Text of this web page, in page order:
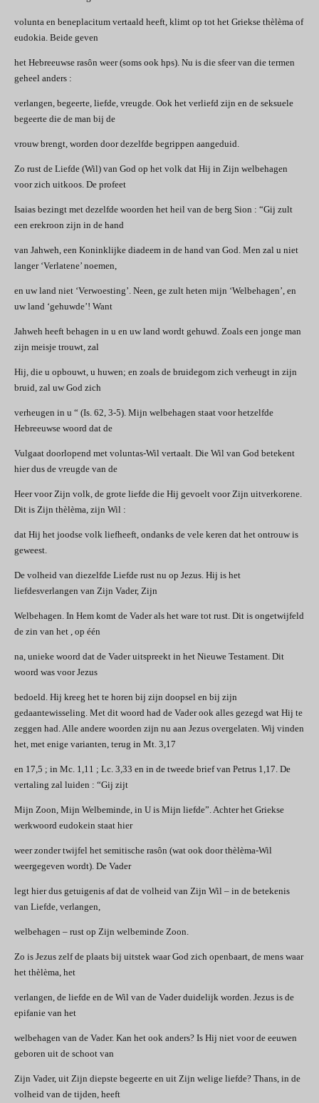
volunta en beneplacitum vertaald heeft, klimt op tot het Griekse thèlèma of
eudokia. Beide geven
het Hebreeuwse rasôn weer (soms ook hps). Nu is die sfeer van die termen
geheel anders :
verlangen, begeerte, liefde, vreugde. Ook het verliefd zijn en de seksuele
begeerte die de man bij de
vrouw brengt, worden door dezelfde begrippen aangeduid.
Zo rust de Liefde (Wil) van God op het volk dat Hij in Zijn welbehagen
voor zich uitkoos. De profeet
Isaias bezingt met dezelfde woorden het heil van de berg Sion : “Gij zult
een erekroon zijn in de hand
van Jahweh, een Koninklijke diadeem in de hand van God. Men zal u niet
langer ‘Verlatene’ noemen,
en uw land niet ‘Verwoesting’. Neen, ge zult heten mijn ‘Welbehagen’, en
uw land ‘gehuwde’! Want
Jahweh heeft behagen in u en uw land wordt gehuwd. Zoals een jonge man
zijn meisje trouwt, zal
Hij, die u opbouwt, u huwen; en zoals de bruidegom zich verheugt in zijn
bruid, zal uw God zich
verheugen in u “ (Is. 62, 3-5). Mijn welbehagen staat voor hetzelfde
Hebreeuwse woord dat de
Vulgaat doorlopend met voluntas-Wil vertaalt. Die Wil van God betekent
hier dus de vreugde van de
Heer voor Zijn volk, de grote liefde die Hij gevoelt voor Zijn uitverkorene.
Dit is Zijn thèlèma, zijn Wil :
dat Hij het joodse volk liefheeft, ondanks de vele keren dat het ontrouw is
geweest.
De volheid van diezelfde Liefde rust nu op Jezus. Hij is het
liefdesverlangen van Zijn Vader, Zijn
Welbehagen. In Hem komt de Vader als het ware tot rust. Dit is ongetwijfeld
de zin van het , op één
na, unieke woord dat de Vader uitspreekt in het Nieuwe Testament. Dit
woord was voor Jezus
bedoeld. Hij kreeg het te horen bij zijn doopsel en bij zijn
gedaantewisseling. Met dit woord had de Vader ook alles gezegd wat Hij te
zeggen had. Alle andere woorden zijn nu aan Jezus overgelaten. Wij vinden
het, met enige varianten, terug in Mt. 3,17
en 17,5 ; in Mc. 1,11 ; Lc. 3,33 en in de tweede brief van Petrus 1,17. De
vertaling zal luiden : “Gij zijt
Mijn Zoon, Mijn Welbeminde, in U is Mijn liefde”. Achter het Griekse
werkwoord eudokein staat hier
weer zonder twijfel het semitische rasôn (wat ook door thèlèma-Wil
weergegeven wordt). De Vader
legt hier dus getuigenis af dat de volheid van Zijn Wil – in de betekenis
van Liefde, verlangen,
welbehagen – rust op Zijn welbeminde Zoon.
Zo is Jezus zelf de plaats bij uitstek waar God zich openbaart, de mens waar
het thèlèma, het
verlangen, de liefde en de Wil van de Vader duidelijk worden. Jezus is de
epifanie van het
welbehagen van de Vader. Kan het ook anders? Is Hij niet voor de eeuwen
geboren uit de schoot van
Zijn Vader, uit Zijn diepste begeerte en uit Zijn welige liefde? Thans, in de
volheid van de tijden, heeft